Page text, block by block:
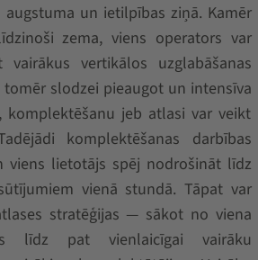
un ietilpības ziņā. Kamēr
zema, viens operators var
vairākus vertikālos uzglabāšanas
tomēr slodzei pieaugot un intensīva
komplektēšanu jeb atlasi var veikt
komplektēšanas darbības
viens lietotājs spēj nodrošināt līdz
vienā stundā. Tāpat var
stratēģijas — sākot no viena
līdz pat vienlaicīgai vairāku